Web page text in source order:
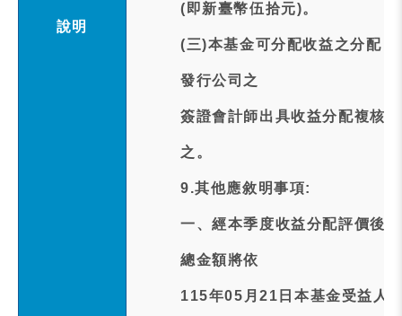
說明
(即新臺幣伍拾元)。
(三)本基金可分配收益之分配
發行公司之
簽證會計師出具收益分配複核
之。
9.其他應敘明事項:
一、經本季度收益分配評價後
總金額將依
115年05月21日本基金受益人